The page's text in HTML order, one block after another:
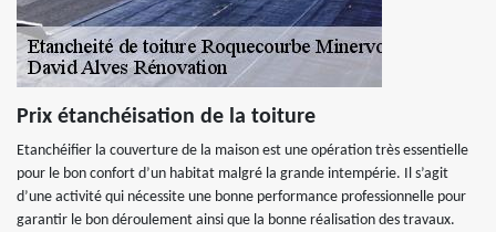
Prix étanchéisation de la toiture
Etanchéifier la couverture de la maison est une opération très essentielle
pour le bon confort d’un habitat malgré la grande intempérie. Il s’agit
d’une activité qui nécessite une bonne performance professionnelle pour
garantir le bon déroulement ainsi que la bonne réalisation des travaux.